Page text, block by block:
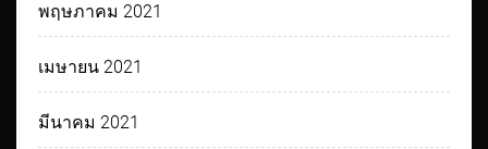
พฤษภาคม 2021
เมษายน 2021
มีนาคม 2021